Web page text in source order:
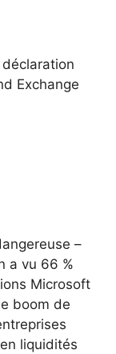
Exchange
–
a vu 66 %
Microsoft
boom de
liquidités